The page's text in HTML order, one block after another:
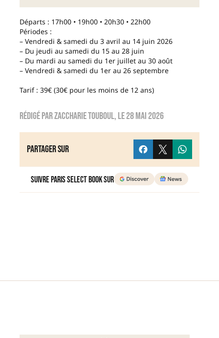
Départs : 17h00 • 19h00 • 20h30 • 22h00
Périodes :
– Vendredi & samedi du 3 avril au 14 juin 2026
– Du jeudi au samedi du 15 au 28 juin
– Du mardi au samedi du 1er juillet au 30 août
– Vendredi & samedi du 1er au 26 septembre
Tarif : 39€ (30€ pour les moins de 12 ans)
Rédigé parZaccharie TOUBOUL, le28 mai 2026
Partager sur
Suivre Paris Select Book sur